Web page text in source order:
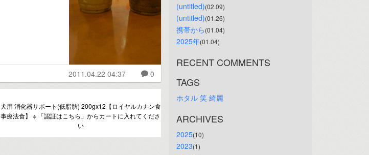
2011.04.22 04:37 0
犬用 消化器サポート(低脂肪) 200gx12【ロイヤルカナン食
事療法食】 ※ 「認証はこちら」からカートに入れてくださ
い
(untitled)(02.09)
(untitled)(01.26)
携帯から(01.04)
2025年(01.04)
RECENT COMMENTS
TAGS
ホタル 笑 綺麗
ARCHIVES
2025(10)
2023(1)